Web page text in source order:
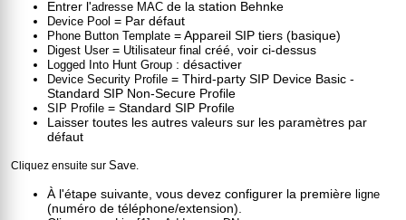
Entrer l'adresse MAC de la station Behnke
Device Pool = Par défaut
Phone Button Template = Appareil SIP tiers (basique)
Digest User= Utilisateur final créé, voir ci-dessus
Logged Into Hunt Group : désactiver
Device Security Profile = Third-party SIP Device Basic -
Standard SIP Non-Secure Profile
SIP Profile = Standard SIP Profile
Laisser toutes les autres valeurs sur les paramètres par
défaut
Cliquez ensuite surSave
À l'étape suivante, vous devez configurer la premièreligne
(numéro de téléphone/extension).